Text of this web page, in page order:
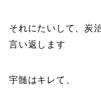
それにたいして、炭
言い返します
宇髄はキレて、